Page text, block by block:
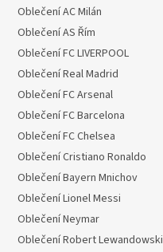
Oblečení AC Milán
Oblečení AS Řím
Oblečení FC LIVERPOOL
Oblečení Real Madrid
Oblečení FC Arsenal
Oblečení FC Barcelona
Oblečení FC Chelsea
Oblečení Cristiano Ronaldo
Oblečení Bayern Mnichov
Oblečení Lionel Messi
Oblečení Neymar
Oblečení Robert Lewandowski